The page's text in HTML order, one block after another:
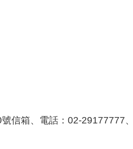
信箱、電話：02-29177777